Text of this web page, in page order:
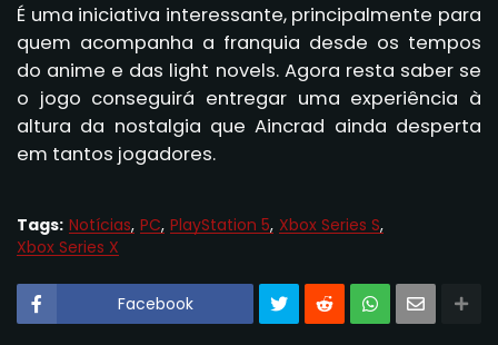
É uma iniciativa interessante, principalmente para
quem acompanha a franquia desde os tempos
do anime e das light novels. Agora resta saber se
o jogo conseguirá entregar uma experiência à
altura da nostalgia que Aincrad ainda desperta
em tantos jogadores.
Tags: Notícias PC PlayStation 5 Xbox Series S
Xbox Series X
Facebook